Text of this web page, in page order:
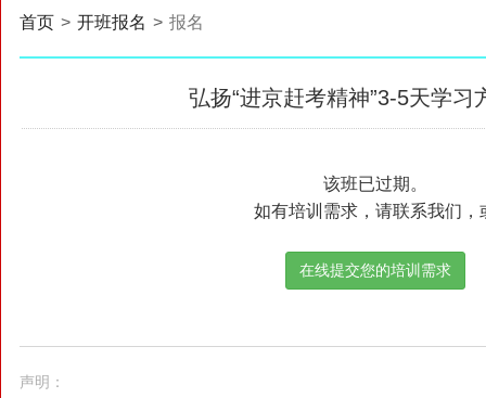
首页 > 开班报名 > 报名
弘扬“进京赶考精神”3-5天学习
该班已过期。
如有培训需求，请联系我们，
在线提交您的培训需求
声明：